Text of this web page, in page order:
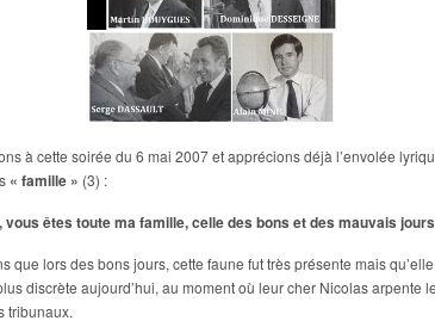
à cette soirée du 6 mai 2007 et apprécions déjà l’envolée
« famille » (3) :
vous êtes toute ma famille, celle des bons et des mauvais
que lors des bons jours, cette faune fut très présente mais
discrète aujourd’hui, au moment où leur cher Nicolas arpente
tribunaux.